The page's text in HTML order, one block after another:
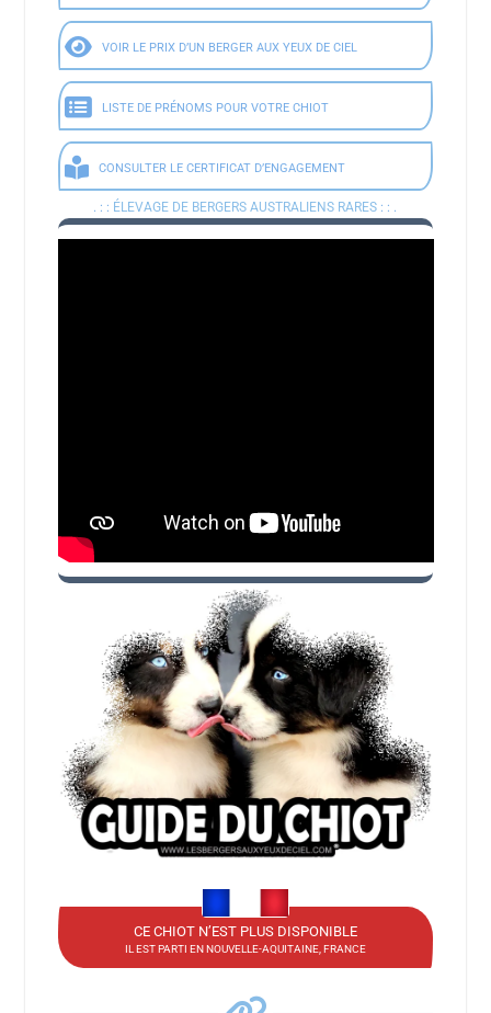
VOIR LE PRIX D’UN BERGER AUX YEUX DE CIEL
LISTE DE PRÉNOMS POUR VOTRE CHIOT
CONSULTER LE CERTIFICAT D’ENGAGEMENT
. : : ÉLEVAGE DE BERGERS AUSTRALIENS RARES : : .
CE CHIOT N’EST PLUS DISPONIBLE
IL EST PARTI EN NOUVELLE-AQUITAINE, FRANCE